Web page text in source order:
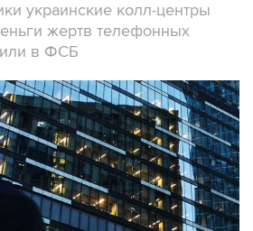
украинские колл-центры
жертв телефонных
в ФСБ